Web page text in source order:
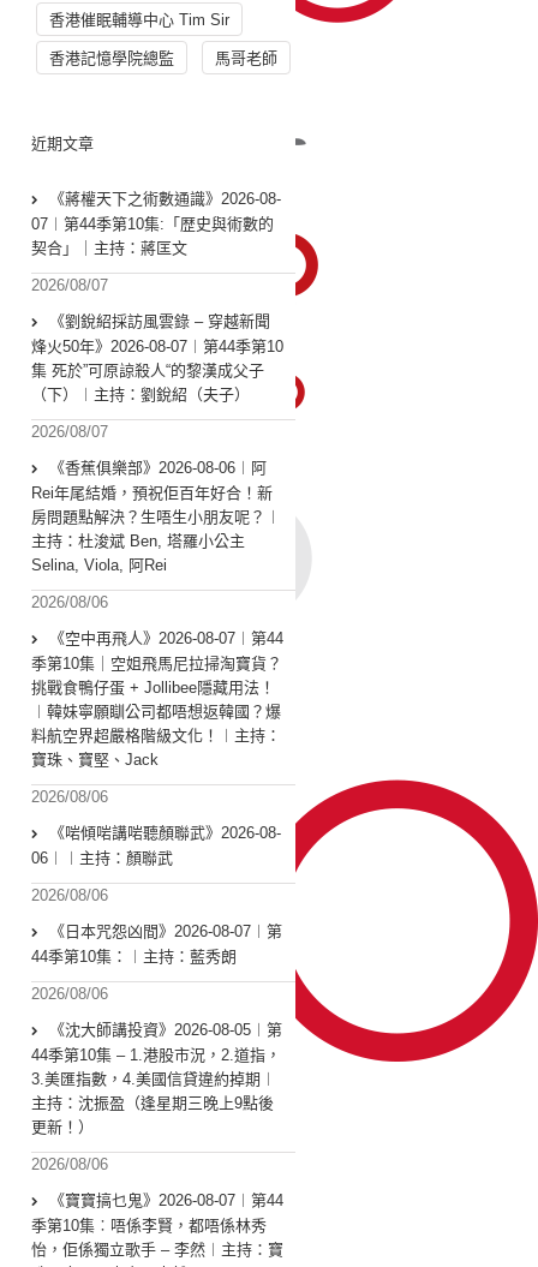
香港催眠輔導中心 Tim Sir
香港記憶學院總監 馬哥老師
近期文章
《蔣權天下之術數通識》2026-08-
07︱第44季第10集:「歴史與術數的
契合」｜主持：蔣匡文
2026/08/07
《劉銳紹採訪風雲錄 – 穿越新聞
烽火50年》2026-08-07︱第44季第10
集 死於”可原諒殺人“的黎漢成父子
（下）︱主持：劉銳紹（夫子）
2026/08/07
《香蕉俱樂部》2026-08-06︱阿
Rei年尾結婚，預祝佢百年好合！新
房問題點解決？生唔生小朋友呢？︱
主持：杜浚斌 Ben, 塔羅小公主
Selina, Viola, 阿Rei
2026/08/06
《空中再飛人》2026-08-07︱第44
季第10集｜空姐飛馬尼拉掃淘寶貨？
挑戰食鴨仔蛋 + Jollibee隱藏用法！
︱韓妹寧願瞓公司都唔想返韓國？爆
料航空界超嚴格階級文化！︱主持：
寶珠、寶堅、Jack
2026/08/06
《啱傾啱講啱聽顏聯武》2026-08-
06︱︱主持：顏聯武
2026/08/06
《日本咒怨凶間》2026-08-07︱第
44季第10集：︱主持：藍秀朗
2026/08/06
《沈大師講投資》2026-08-05︱第
44季第10集 – 1.港股市況，2.道指，
3.美匯指數，4.美國信貸違約掉期︱
主持：沈振盈（逢星期三晚上9點後
更新！）
2026/08/06
《寶寶搞乜鬼》2026-08-07︱第44
季第10集︰唔係李賢，都唔係林秀
怡，佢係獨立歌手 – 李然︱主持：寶